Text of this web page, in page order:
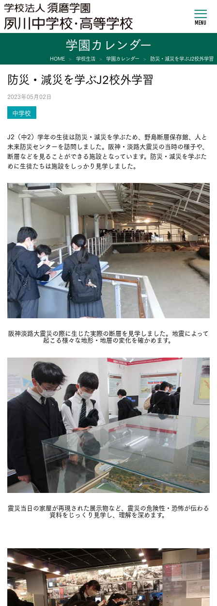
MENU
学園カレンダー
HOME 学校生活 学園カレンダー 防災・減災を学ぶJ2校外学習
防災・減災を学ぶJ2校外学習
2023年05月02日
中学校
J2（中2）学年の生徒は防災・減災を学ぶため、野島断層保存館、人と
未来防災センターを訪問しました。阪神・淡路大震災の当時の様子や、
断層などを見ることができる施設となっています。防災・減災を学ぶた
めに生徒たちは施設をしっかり見学しました。
阪神淡路大震災の際に生じた実際の断層を見学しました。地震によって
起こる様々な地形・地層の変化を確かめます。
震災当日の家屋が再現された展示物など、震災の危険性・恐怖が伝わる
資料をじっくり見学し、理解を深めます。